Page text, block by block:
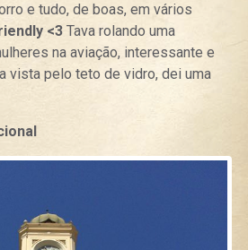
e tudo, de boas, em vários
<3Tava rolando uma
na aviação, interessante e
vista pelo teto de vidro, dei uma